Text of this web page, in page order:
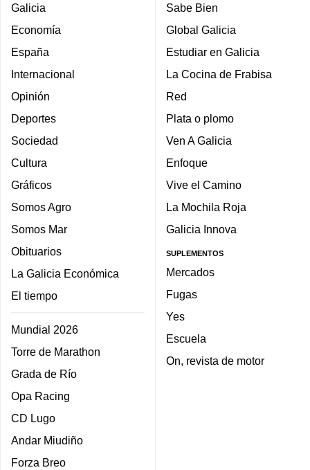
Galicia
Economía
España
Internacional
Opinión
Deportes
Sociedad
Cultura
Gráficos
Somos Agro
Somos Mar
Obituarios
La Galicia Económica
El tiempo
Mundial 2026
Torre de Marathon
Grada de Río
Opa Racing
CD Lugo
Andar Miudiño
Forza Breo
Sabe Bien
Global Galicia
Estudiar en Galicia
La Cocina de Frabisa
Red
Plata o plomo
Ven A Galicia
Enfoque
Vive el Camino
La Mochila Roja
Galicia Innova
SUPLEMENTOS
Mercados
Fugas
Yes
Escuela
On, revista de motor